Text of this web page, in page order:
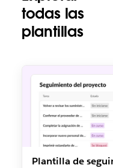
todas las
plantillas
Plantilla de